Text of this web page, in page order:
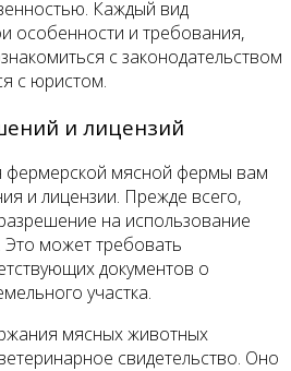
Каждый вид
особенности и требования,
с законодательством
с юристом.
и лицензий
фермерской мясной фермы вам
и лицензии. Прежде всего,
на использование
может требовать
документов о
участка.
мясных животных
свидетельство. Оно